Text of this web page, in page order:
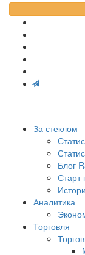
За стеклом
Блог
Старт
Аналитика
Торговля